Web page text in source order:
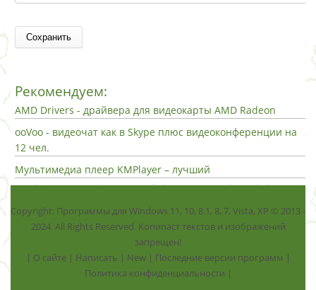
Рекомендуем:
AMD Drivers - драйвера для видеокарты AMD Radeon
ooVoo - видеочат как в Skype плюс видеоконференции на
12 чел.
Мультимедиа плеер KMPlayer – лучший
Copyright: Программы для Windows 11, 10, 8.1, 8, 7, Vista, ХР © 2013 -
2024. All Rights Reserved. Копипаст текстов и изображений
запрещен!
| О сайте| Написать | New| Последние версии программ |
Политика конфиденциальности |